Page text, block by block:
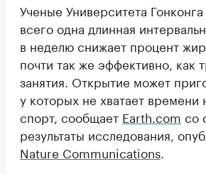
Ученые Университета
всего одна длинная
в неделю снижает процент
почти так же эффективно, как
занятия. Открытие может
у которых не хватает времени
спорт, сообщает Earth.com со
результаты исследования,
Nature Communications.